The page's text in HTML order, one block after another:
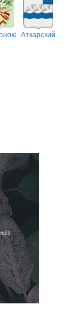
Аткарский